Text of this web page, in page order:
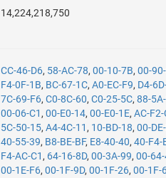
14,224,218,750
CC-46-D6, 58-AC-78,00-10-7B,00-
F4-0F-1B, BC-67-1C,A0-EC-F9, D4-
7C-69-F6,C0-8C-60,C0-25-5C,88-
00-06-C1 ,00-E0-14,00-E0-1E,AC-F2-
5C-50-15,A4-4C-11 , 10-BD-18,00-
40-55-39, B8-BE-BF, E8-40-40,40-F4-
F4-AC-C1 , 64-16-8D,00-3A-99,00-
00-1E-F6,00-1F-9D,00-1F-26,00-1F-